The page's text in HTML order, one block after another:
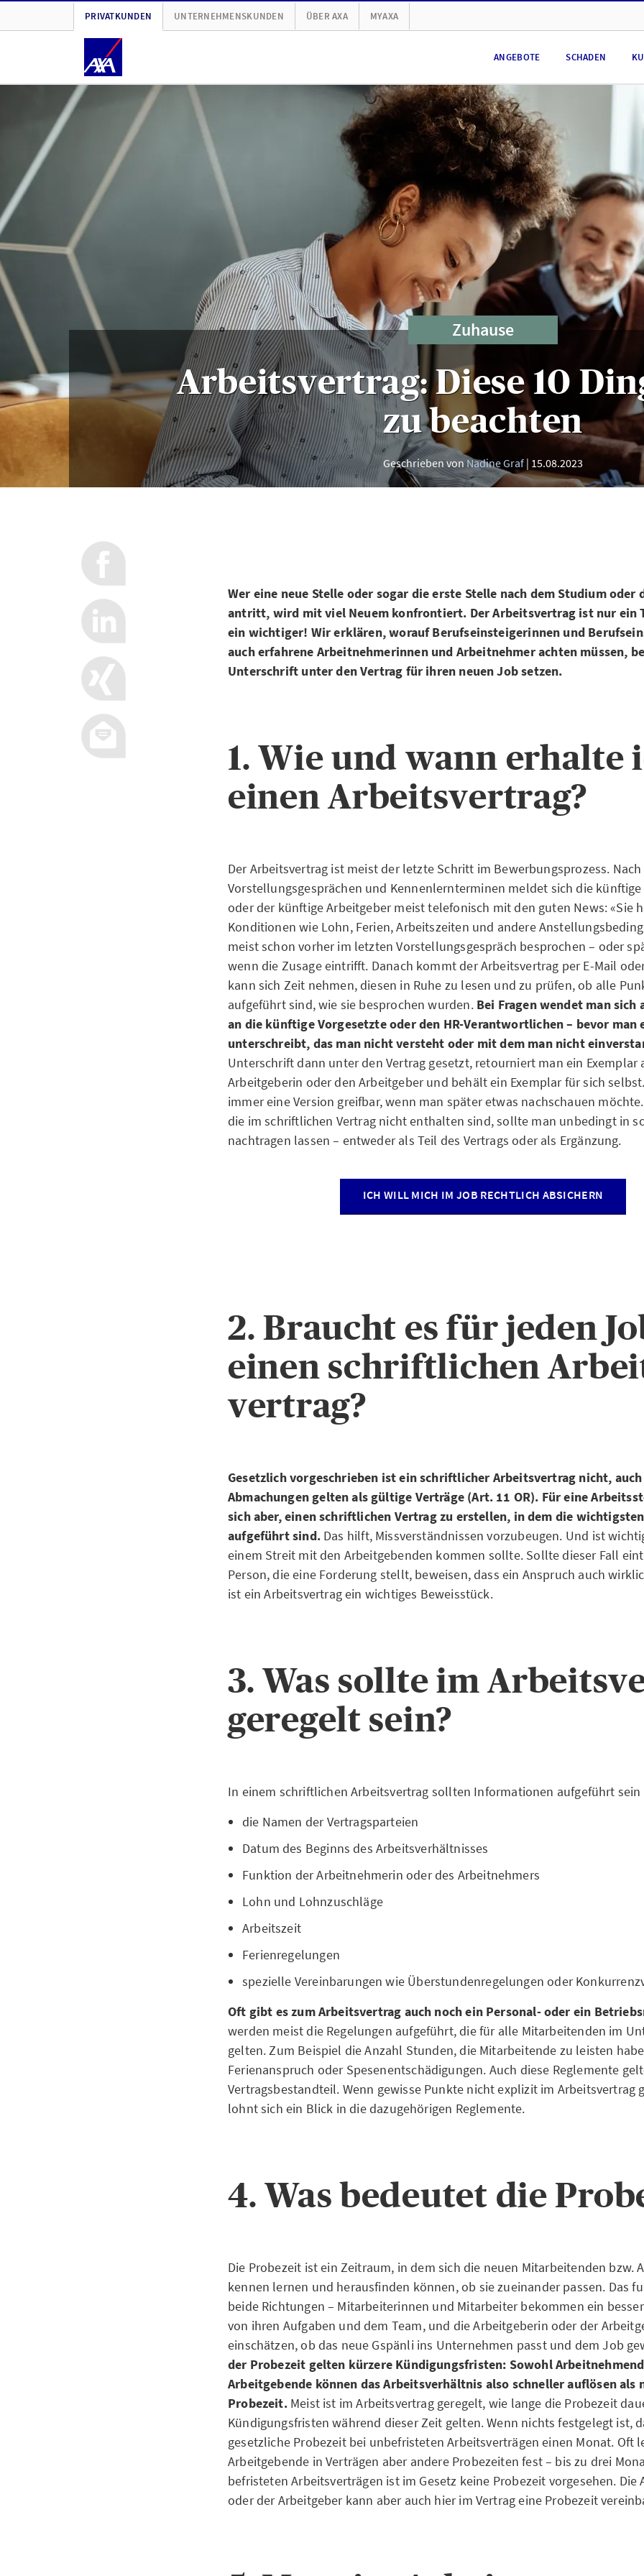
PRIVATKUNDEN UNTERNEHMENSKUNDEN ÜBER AXA MYAXA
ANGEBOTE SCHADEN
Zuhause
Arbeitsvertrag: Diese 10
zu beachten
Geschrieben vonNadine Graf 15.08.2023
Wer eine neue Stelle oder sogar die erste Stelle nach dem Studium oder
antritt, wird mit viel Neuem konfrontiert. Der Arbeitsvertrag ist nur ein
ein wichtiger! Wir erklären, worauf Berufseinsteigerinnen und
auch erfahrene Arbeitnehmerinnen und Arbeitnehmer achten müssen,
Unterschrift unter den Vertrag für ihren neuen Job setzen.
1. Wie und wann erhalte
einen Arbeitsvertrag?
Der Arbeitsvertrag ist meist der letzte Schritt im Bewerbungsprozess. Nach
Vorstellungsgesprächen und Kennenlernterminen meldet sich die
oder der künftige Arbeitgeber meist telefonisch mit den guten News: «Sie
Konditionen wie Lohn, Ferien, Arbeitszeiten und andere
meist schon vorher im letzten Vorstellungsgespräch besprochen – oder
wenn die Zusage eintrifft. Danach kommt der Arbeitsvertrag per E-Mail
kann sich Zeit nehmen, diesen in Ruhe zu lesen und zu prüfen, ob alle
aufgeführt sind, wie sie besprochen wurden. Bei Fragen wendet man sich
an die künftige Vorgesetzte oder den HR-Verantwortlichen – bevor man
unterschreibt, das man nicht versteht oder mit dem man nicht
Unterschrift dann unter den Vertrag gesetzt, retourniert man ein Exemplar
Arbeitgeberin oder den Arbeitgeber und behält ein Exemplar für sich
immer eine Version greifbar, wenn man später etwas nachschauen
die im schriftlichen Vertrag nicht enthalten sind, sollte man unbedingt in
nachtragen lassen – entweder als Teil des Vertrags oder als Ergänzung.
ICH WILL MICH IM JOB RECHTLICH ABSICHERN
2. Braucht es für jeden
einen schriftlichen
vertrag?
Gesetzlich vorgeschrieben ist ein schriftlicher Arbeitsvertrag nicht,
Abmachungen gelten als gültige Verträge (Art. 11 OR). Für eine
sich aber, einen schriftlichen Vertrag zu erstellen, in dem die
aufgeführt sind. Das hilft, Missverständnissen vorzubeugen. Und ist
einem Streit mit den Arbeitgebenden kommen sollte. Sollte dieser Fall
Person, die eine Forderung stellt, beweisen, dass ein Anspruch auch
ist ein Arbeitsvertrag ein wichtiges Beweisstück.
3. Was sollte im
geregelt sein?
In einem schriftlichen Arbeitsvertrag sollten Informationen aufgeführt sein
die Namen der Vertragsparteien
Datum des Beginns des Arbeitsverhältnisses
Funktion der Arbeitnehmerin oder des Arbeitnehmers
Lohn und Lohnzuschläge
Arbeitszeit
Ferienregelungen
spezielle Vereinbarungen wie Überstundenregelungen oder
Oft gibt es zum Arbeitsvertrag auch noch ein Personal- oder ein
werden meist die Regelungen aufgeführt, die für alle Mitarbeitenden im
gelten. Zum Beispiel die Anzahl Stunden, die Mitarbeitende zu leisten
Ferienanspruch oder Spesenentschädigungen. Auch diese Reglemente
Vertragsbestandteil. Wenn gewisse Punkte nicht explizit im Arbeitsvertrag
lohnt sich ein Blick in die dazugehörigen Reglemente.
4. Was bedeutet die
Die Probezeit ist ein Zeitraum, in dem sich die neuen Mitarbeitenden bzw.
kennen lernen und herausfinden können, ob sie zueinander passen. Das
beide Richtungen – Mitarbeiterinnen und Mitarbeiter bekommen ein
von ihren Aufgaben und dem Team, und die Arbeitgeberin oder der
einschätzen, ob das neue Gspänli ins Unternehmen passt und dem Job
der Probezeit gelten kürzere Kündigungsfristen: Sowohl
Arbeitgebende können das Arbeitsverhältnis also schneller auflösen als
Probezeit. Meist ist im Arbeitsvertrag geregelt, wie lange die Probezeit
Kündigungsfristen während dieser Zeit gelten. Wenn nichts festgelegt ist,
gesetzliche Probezeit bei unbefristeten Arbeitsverträgen einen Monat. Oft
Arbeitgebende in Verträgen aber andere Probezeiten fest – bis zu drei
befristeten Arbeitsverträgen ist im Gesetz keine Probezeit vorgesehen. Die
oder der Arbeitgeber kann aber auch hier im Vertrag eine Probezeit